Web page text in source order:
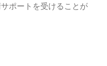
ポートを受けることが